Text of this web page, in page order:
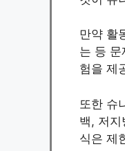
만약 활
는 등
험을 제
또한 슈
백, 저
식은 제